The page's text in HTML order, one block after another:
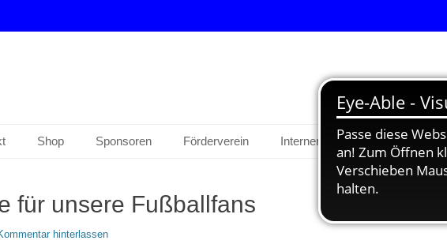
e. V.
Shop Sponsoren Förderverein Interner Bereich
für unsere Fußballfans
hinterlassen